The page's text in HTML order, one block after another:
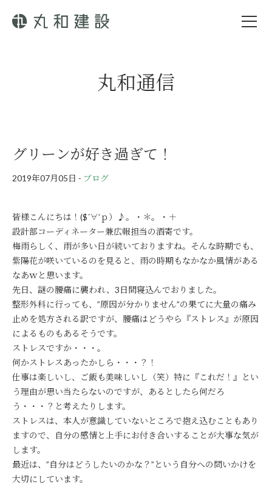
丸和通信
グリーンが好き過ぎて！
2019年07月05日 - ブログ
皆様こんにちは！($´∀’ｐ）♪。・＊。・＋
設計部コーディネーター兼広報担当の酒寄です。
梅雨らしく、雨が多い日が続いておりますね。そんな時期でも、
紫陽花が咲いているのを見ると、雨の時期もなかなか風情がある
なあｗと思います。
先日、謎の腰痛に襲われ、3日間寝込んでおりました。
整形外科に行っても、”原因が分かりません”の果てに大量の痛み
止めを処方される訳ですが、腰痛はどうやら『ストレス』が原因
によるものもあるそうです。
ストレスですか・・・。
何かストレスあったかしら・・・？！
仕事は楽しいし、ご飯も美味しいし（笑）特に『これだ！』とい
う理由が思い当たらないのですが、あるとしたら何だろ
う・・・？と考えたりします。
ストレスは、本人が意識していないところで抱え込むこともあり
ますので、自分の感情と上手にお付き合いすることが大事な気が
します。
最近は、”自分はどうしたいのかな？”という自分への問いかけを
大切にしています。